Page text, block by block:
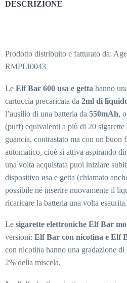
DESCRIZIONE
Prodotto distribuito e fatturato da:
RMPLI0043
Le Elf Bar 600 usa e getta hanno
cartuccia precaricata da 2ml di
l’ausilio di una batteria da 550mAh,
(puff) equivalenti a più di 20
guancia, contrastato ma con un buon
automatico, cioè si attiva aspirando
una volta acquistata puoi iniziare
dispositivo usa e getta (chiamato
possibile né inserire nuovamente il
ricaricare la batteria una volta esaurita.
Le sigarette elettroniche Elf Bar
versioni: Elf Bar con nicotina e Elf
con nicotina hanno una gradazione
2% della miscela.